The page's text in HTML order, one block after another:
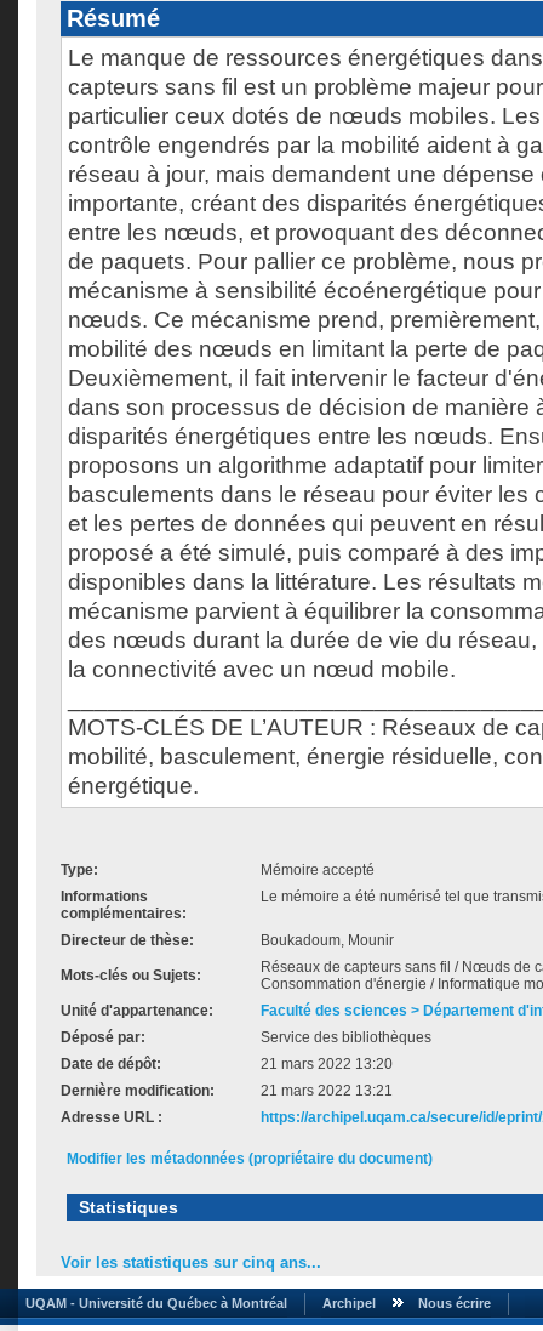
Résumé
Le manque de ressources énergétiques
capteurs sans fil est un problème majeur
particulier ceux dotés de nœuds mobiles.
contrôle engendrés par la mobilité aident à
réseau à jour, mais demandent une dépense
importante, créant des disparités
entre les nœuds, et provoquant des
de paquets. Pour pallier ce problème, nous
mécanisme à sensibilité écoénergétique
nœuds. Ce mécanisme prend,
mobilité des nœuds en limitant la perte de
Deuxièmement, il fait intervenir le facteur
dans son processus de décision de manière
disparités énergétiques entre les nœuds.
proposons un algorithme adaptatif pour
basculements dans le réseau pour éviter les
et les pertes de données qui peuvent en
proposé a été simulé, puis comparé à des
disponibles dans la littérature. Les résultats
mécanisme parvient à équilibrer la
des nœuds durant la durée de vie du réseau,
la connectivité avec un nœud mobile.
MOTS-CLÉS DE L’AUTEUR : Réseaux de
mobilité, basculement, énergie résiduelle,
énergétique.
Type:
Mémoire accepté
Informations
complémentaires:
Le mémoire a été numérisé tel que
Directeur de thèse: Boukadoum, Mounir
Mots-clés ou Sujets:
Réseaux de capteurs sans fil / Nœuds de
Consommation d'énergie / Informatique
Unité d'appartenance:
Faculté des sciences > Département
Déposé par:
Service des bibliothèques
Date de dépôt:
21 mars 2022 13:20
Dernière modification:
21 mars 2022 13:21
Adresse URL :
https://archipel.uqam.ca/secure/id/
Modifier les métadonnées (propriétaire du document)
Statistiques
Voir les statistiques sur cinq ans...
UQAM - Université du Québec à Montréal Archipel Nous écrire